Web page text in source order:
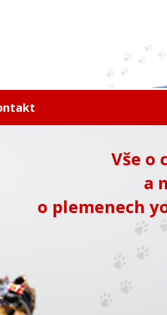
Vše o
a
o plemenech